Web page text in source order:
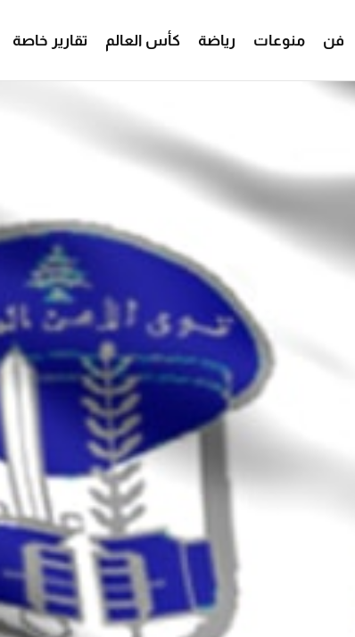
فن منوعات رياضة كأس العالم تقارير خاصة